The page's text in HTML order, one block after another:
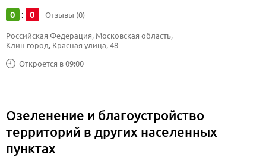
0 : 0 Отзывы (0)
Откроется в 09:00
Российская Федерация, Московская область,
Клин город, Красная улица, 48
Озеленение и благоустройство
территорий в других населенных
пунктах